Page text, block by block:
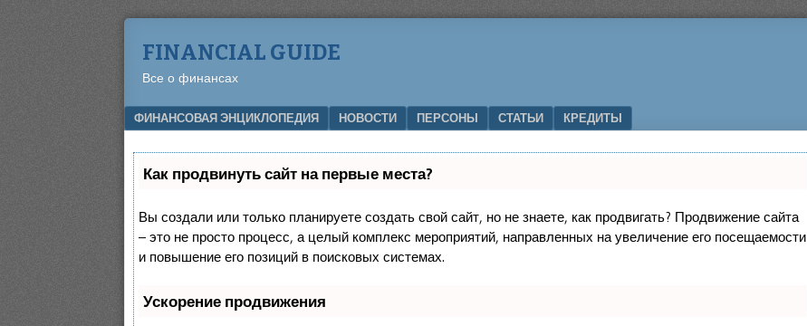
FINANCIAL GUIDE
Все о финансах
Menu
SKIP TO CONTENT
ФИНАНСОВАЯ ЭНЦИКЛОПЕДИЯ НОВОСТИ ПЕРСОНЫ СТАТЬИ КРЕДИТЫ
Как продвинуть сайт на первые места?
Вы создали или только планируете создать свой сайт, но не знаете, как продвигать? Продвижение сайта
– это не просто процесс, а целый комплекс мероприятий, направленных на увеличение его посещаемости
и повышение его позиций в поисковых системах.
Ускорение продвижения